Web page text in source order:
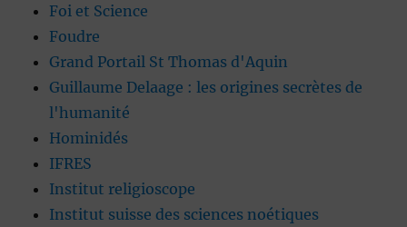
Foi et Science
Foudre
Grand Portail St Thomas d'Aquin
Guillaume Delaage : les origines secrètes de
l'humanité
Hominidés
IFRES
Institut religioscope
Institut suisse des sciences noétiques